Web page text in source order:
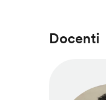
Docenti